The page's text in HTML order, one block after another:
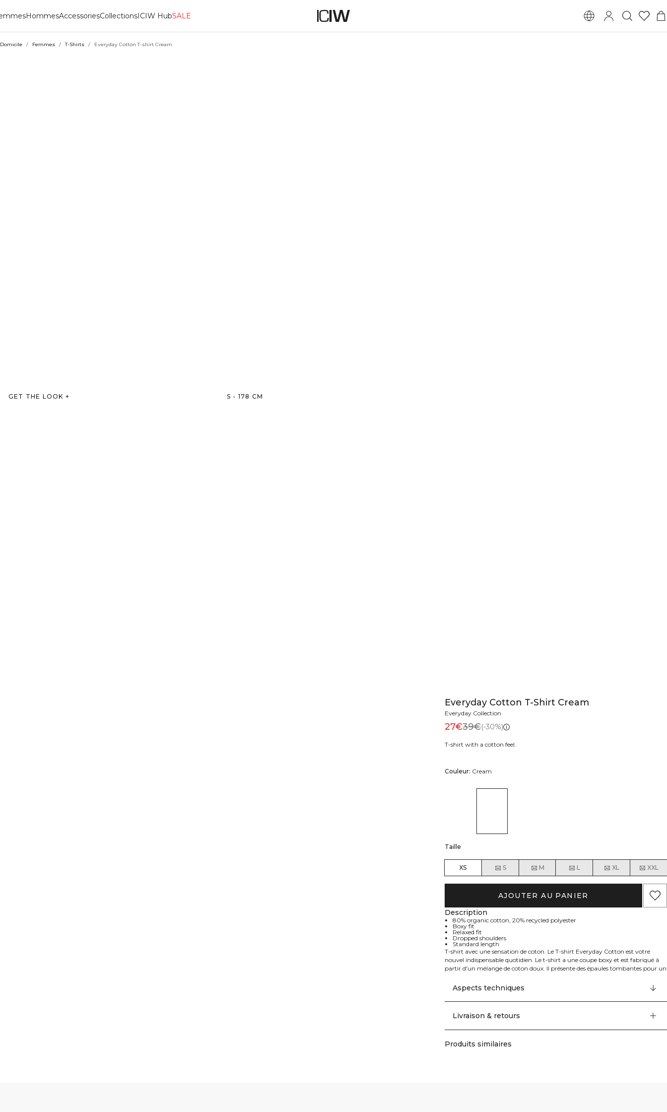
HommesAccessoriesCollectionsICIW HubSALE
Domicile / Femmes / T-Shirts / Everyday Cotton T-shirt Cream
GET THE LOOK + S - 178 CM
Everyday Cotton T-Shirt Cream
Everyday Collection
27€39€(-30%)
T-shirt with a cotton feel.
Couleur: Cream
Taille
XS S M L XL XXL
AJOUTER AU PANIER
Description
80% organic cotton, 20% recycled polyester
Boxy fit
Relaxed fit
Dropped shoulders
Standard length
T-shirt avec une sensation de coton. Le T-shirt Everyday Cotton est votre
nouvel indispensable quotidien. Le t-shirt a une coupe boxy et est fabriqué à
partir d'un mélange de coton doux. Il présente des épaules tombantes pour un
pour un confort ultime. 80% Coton 20% polyester.
Aspects techniques
Livraison & retours
Produits similaires